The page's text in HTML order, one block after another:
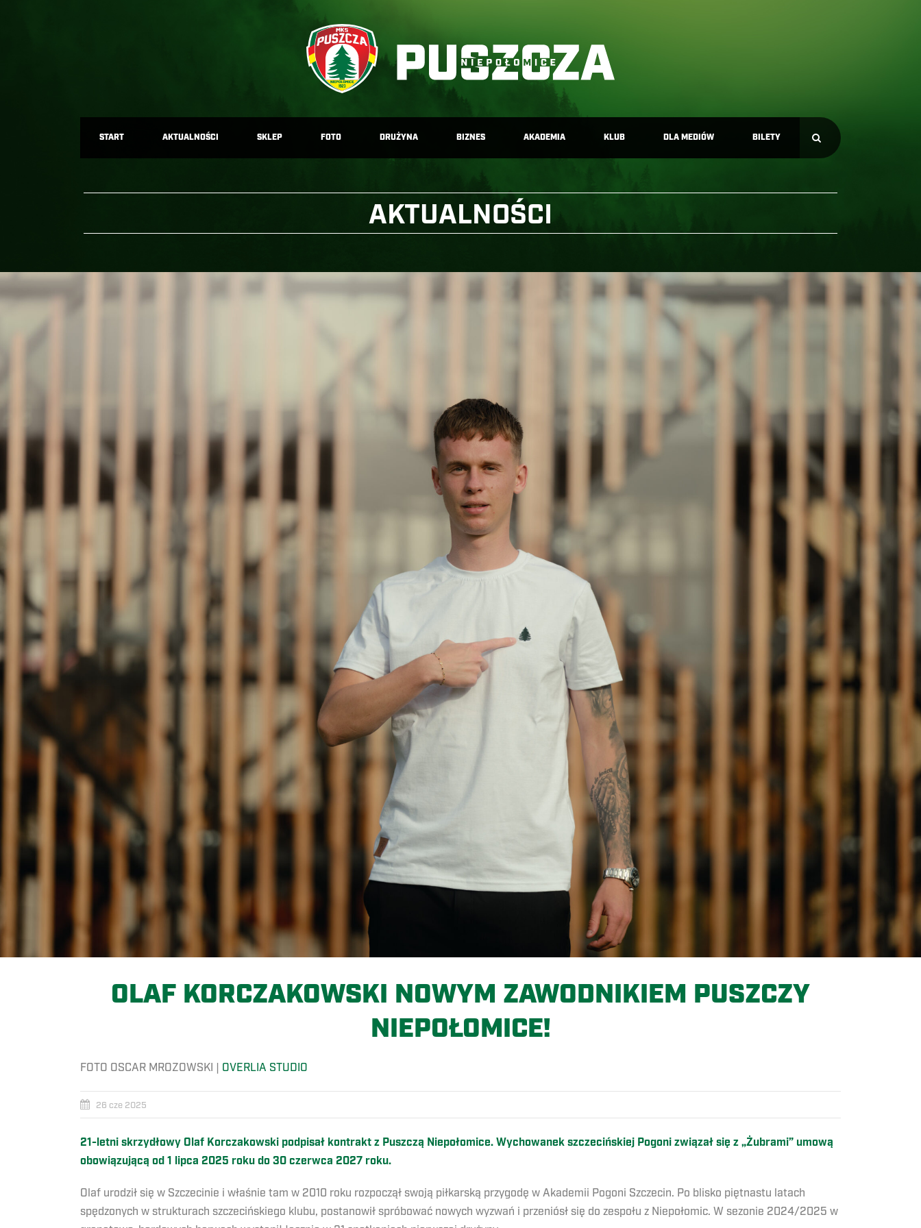
START AKTUALNOŚCI SKLEP FOTO DRUŻYNA BIZNES AKADEMIA KLUB DLA MEDIÓW BILETY
AKTUALNOŚCI
OLAF KORCZAKOWSKI NOWYM ZAWODNIKIEM PUSZCZY
NIEPOŁOMICE!
FOTO OSCAR MROZOWSKI | OVERLIA STUDIO
26 cze 2025
21-letni skrzydłowy Olaf Korczakowski podpisał kontrakt z Puszczą Niepołomice.Wychowanek szczecińskiej Pogoni związał się z „Żubrami” umową
obowiązującą od 1 lipca 2025 roku do 30 czerwca 2027 roku.
Olaf urodził się w Szczecinie i właśnie tam w 2010 roku rozpoczął swoją piłkarską przygodę w Akademii Pogoni Szczecin. Po blisko piętnastu latach
spędzonych w strukturach szczecińskiego klubu, postanowił spróbować nowych wyzwań i przeniósł się do zespołu z Niepołomic. W sezonie 2024/2025 w